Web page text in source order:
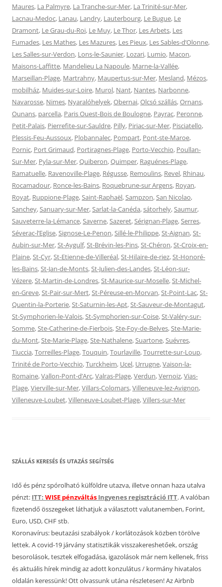
Maures, La Palmyre, La Tranche-sur-Mer, La Trinité-sur-Mer,
Lacnau-Medoc, Lanau, Landry, Lauterbourg, Le Bugue, Le
Dramont, Le Grau-du-Roi, Le Muy, Le Thor, Les Arbets, Les
Fumades, Les Mathes, Les Mazures, Les Pieux, Les Sables-d’Olonne,
Les Salles-sur-Verdon, Lons-le-Saunier, Lozari, Lumio, Macon,
Maisons-Laffitte, Mandelieu La Napoule, Marne-la-Vallée,
Marseillan-Plage, Martrahny, Maupertus-sur-Mer, Mesland, Mézos,
mobilház, Muides-sur-Loire, Murol, Nant, Nantes, Narbonne,
Navarosse, Nimes, Nyaralóhelyek,Obernai,Olcsó szállás,Ornans,
Ounans, parcella, Paris Ouest-Bois de Boulogne, Payrac, Peronne,
Petit-Palais, Pierrefite-sur-Sauldre, Pilly, Piriac-sur-Mer, Pisciatello,
Plessis-Feu-Aussoux, Plobannalec, Pompart, Pont-ste-Maroe,
Pornic, Port Grimaud, Portiragnes-Plage, Porto-Vecchio, Poullan-
Sur-Mer, Pyla-sur-Mer,Quiberon,Quimper, Raguénes-Plage,
Ramatuelle, Ravenoville-Plage, Régusse, Remoulins, Revel, Rhinau,
Rocamadour, Ronce-les-Bains, Roquebrune-sur Argens, Royan,
Royat, Ruppione-Plage,Saint-Raphaël,Sampzon,San Nicolao,
Sanchey,Sanuary-sur-Mer,Sarlat-la-Canéda,sátorhely,Saumur,
Sauveterre-la-Lémance,Saverne,Sazeret,Sérignan-Plage,Serres,
Séverac-l’Eglise,Signose-Le-Penon,Sillé-le-Philippe,St-Aignan,St-
Aubin-sur-Mer,St-Aygulf,St-Brévin-les-Pins,St-Chéron,St-Croix-en-
Plaine,St-Cyr,St-Etienne-de-Villeréal,St-Hilaire-de-riez,St-Honoré-
les-Bains,St-Jan-de-Monts,St-Julien-des-Landes,St-Léon-sur-
Vézere,St-Martin-de-Londres,St-Maurice-sur-Moselle,St-Michel-
en-Greve,St-Pair-sur-Mert,St-Péreuse-en-Morvan,St-Point-Lac,St-
Quentin-la-Porterie,St-Saturnin-les-Apt,St-Sauveur-de-Montagut,
St-Symphorien-le-Valois,St-Symphorien-sur-Coise,St-Valéry-sur-
Somme,Ste-Catherine-de-Fierbois,Ste-Foy-de-Belves,Ste-Marie-
du-Mont,Ste-Marie-Plage,Ste-Nathalene,Suartone,Suévres,
Tiuccia,Torreilles-Plage,Touquin,Tourlaville,Tourrette-sur-Loup,
Trinité de Porto-Vecchio,Turckheim, Ucel, Urrugne,Vaison-la-
Romaine,Vallon-Pont-d’Arc,Valras-Plage,Verdun,Vernoiz,Vias-
Plage,Vierville-sur-Mer,Villars-Colomars,Villeneuve-lez-Avignon,
Villeneuve-Loubet,Villeneuve-Loubet-Plage,Villers-sur-Mer
SZÁLLÁS KERESÉS ÉS UTAZÁS SEGÍTSÉG
Idő és pénz spórolható külföldre utazva, illetve onnan haza utalva
pénzt: ITT: WISE pénzváltás Ingyenes regisztráció ITT. A valóban
fizetendő összegeket láthatjuk a választott valutanemben, Forint,
Euro, USD, CHF stb.
Koronavírus: beutazási szabályok / korlátozások közben törölve
lettek. A covid-19 járvány statisztikák visszakereshetőek, ország
besorolások, tesztek elfogadása, igazolások már nem kellenek, friss
és aktuális hírek mindig az adott konzulátus / kormány hivatalos
oldalán keressünk! Ott olvassunk utána részletesen! Az Airbnb